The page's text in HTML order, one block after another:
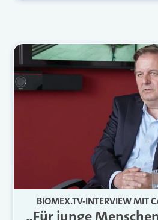
BIOMEX.TV-INTERVIEW MIT